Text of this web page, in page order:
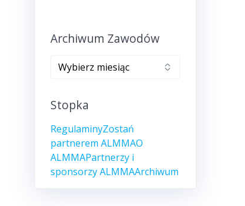
Archiwum Zawodów
Archiwum
zawodów
Stopka
RegulaminyZostań
partnerem ALMMAO
ALMMAPartnerzy i
sponsorzy ALMMAArchiwum